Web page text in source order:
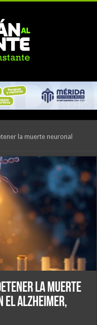
la muerte neuronal
la muerte
el Alzheimer,